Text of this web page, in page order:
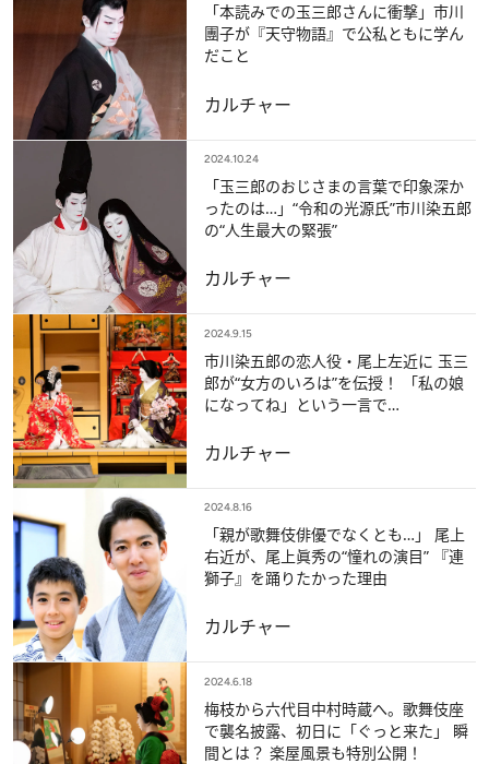
「本読みでの玉三郎さんに衝撃」市川
團子が『天守物語』で公私ともに学ん
だこと
カルチャー
2024.10.24
「玉三郎のおじさまの言葉で印象深か
ったのは…」“令和の光源氏”市川染五郎
の“人生最大の緊張”
カルチャー
2024.9.15
市川染五郎の恋人役・尾上左近に 玉三
郎が“女方のいろは”を伝授！ 「私の娘
になってね」という一言で…
カルチャー
2024.8.16
「親が歌舞伎俳優でなくとも…」 尾上
右近が、尾上眞秀の“憧れの演目” 『連
獅子』を踊りたかった理由
カルチャー
2024.6.18
梅枝から六代目中村時蔵へ。歌舞伎座
で襲名披露、初日に「ぐっと来た」 瞬
間とは？ 楽屋風景も特別公開！